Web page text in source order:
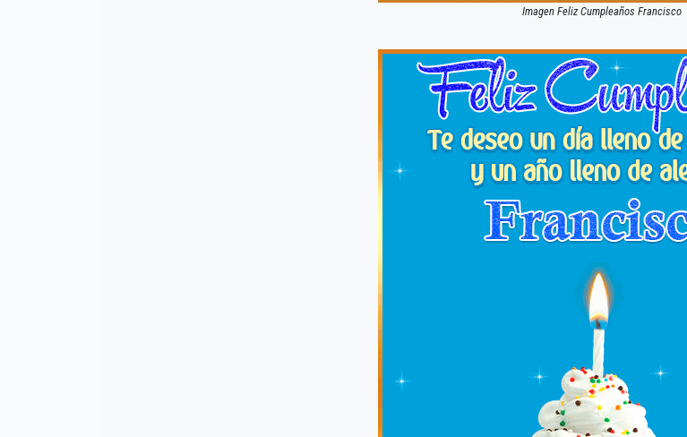
Imagen Feliz Cumpleaños Francisco